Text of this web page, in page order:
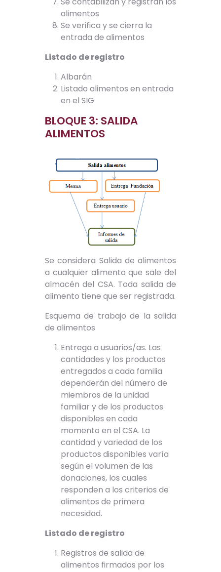
alimentos
Se verifica y se cierra la
entrada de alimentos
Listado de registro
Albarán
Listado alimentos en entrada
en el SIG
BLOQUE 3: SALIDA
ALIMENTOS
Se considera Salida de alimentos
a cualquier alimento que sale del
almacén del CSA. Toda salida de
alimento tiene que ser registrada.
Esquema de trabajo de la salida
de alimentos
Entrega a usuarios/as. Las
cantidades y los productos
entregados a cada familia
dependerán del número de
miembros de la unidad
familiar y de los productos
disponibles en cada
momento en el CSA. La
cantidad y variedad de los
productos disponibles varía
según el volumen de las
donaciones, los cuales
responden a los criterios de
alimentos de primera
necesidad.
Listado de registro
Registros de salida de
alimentos firmados por los